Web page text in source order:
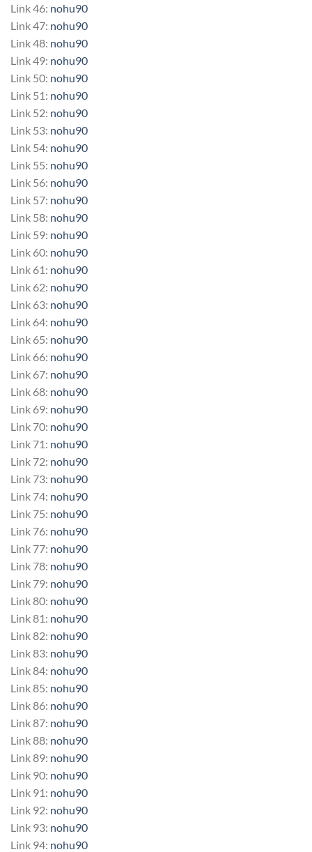
Link 46: nohu90
Link 47: nohu90
Link 48: nohu90
Link 49: nohu90
Link 50: nohu90
Link 51: nohu90
Link 52: nohu90
Link 53: nohu90
Link 54: nohu90
Link 55: nohu90
Link 56: nohu90
Link 57: nohu90
Link 58: nohu90
Link 59: nohu90
Link 60: nohu90
Link 61: nohu90
Link 62: nohu90
Link 63: nohu90
Link 64: nohu90
Link 65: nohu90
Link 66: nohu90
Link 67: nohu90
Link 68: nohu90
Link 69: nohu90
Link 70: nohu90
Link 71: nohu90
Link 72: nohu90
Link 73: nohu90
Link 74: nohu90
Link 75: nohu90
Link 76: nohu90
Link 77: nohu90
Link 78: nohu90
Link 79: nohu90
Link 80: nohu90
Link 81: nohu90
Link 82: nohu90
Link 83: nohu90
Link 84: nohu90
Link 85: nohu90
Link 86: nohu90
Link 87: nohu90
Link 88: nohu90
Link 89: nohu90
Link 90: nohu90
Link 91: nohu90
Link 92: nohu90
Link 93: nohu90
Link 94: nohu90